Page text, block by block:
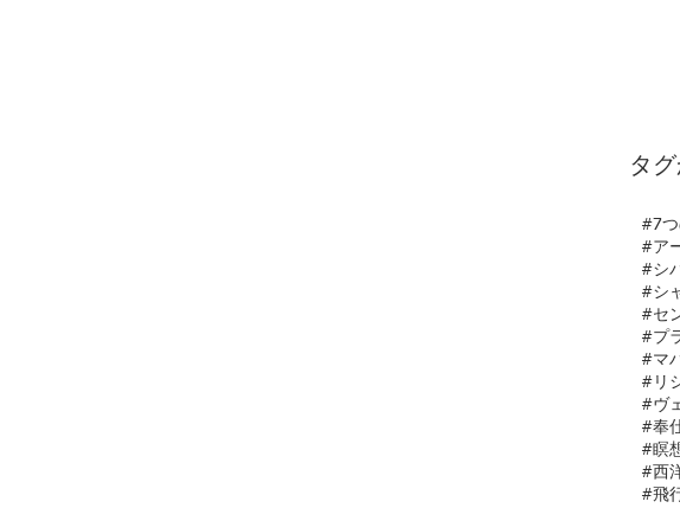
タ
#7つ
#ア
#シ
#シ
#セ
#プ
#マ
#リ
#ヴ
#奉
#瞑
#西
#飛